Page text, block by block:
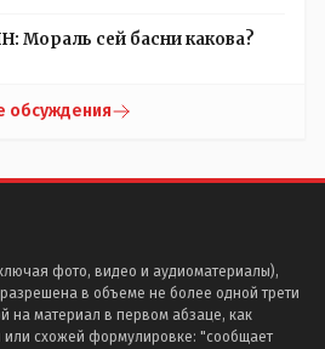
Мораль сей басни какова?
обсуждения
фото, видео и аудиоматериалы),
в объеме не более одной трети
на материал в первом абзаце, как
схожей формулировке: "сообщает